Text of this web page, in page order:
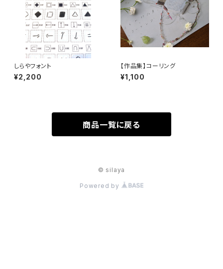
しらやフォント
¥2,200
【作品集】コーリング
¥1,100
商品一覧に戻る
© silaya
Powered by